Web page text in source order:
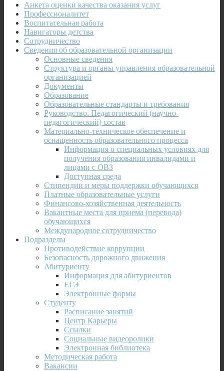
Анкета оценки качества оказания услуг
Профессионалитет
Воспитательная работа
Навигаторы детства
Сотрудничество
Сведения об образовательной организации
Основные сведения
Структура и органы управления образовательной
организацией
Документы
Образование
Образовательные стандарты и требования
Руководство. Педагогический (научно-
педагогический) состав
Материально-техническое обеспечение и
оснащенность образовательного процесса
Информация о специальных условиях для
получения образования инвалидами и
лицами с ОВЗ
Доступная среда
Стипендии и меры поддержки обучающихся
Платные образовательные услуги
Финансово-хозяйственная деятельность
Вакантные места для приема (перевода)
обучающихся
Международное сотрудничество
Подразделы
Противодействие коррупции
Безопасность дорожного движения
Абитуриенту
Информация для абитуриентов
ЕГЭ
Электронные формы
Студенту
Расписание занятий
Центр Карьеры
Ссылки
Социальные видеоролики
Электронная библиотека
Методическая работа
Вакансии